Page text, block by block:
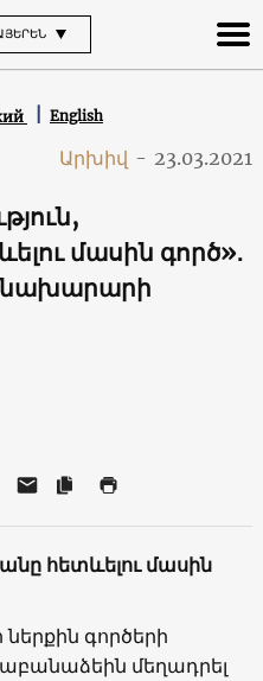
English
Արխիվ - 23.03.2021
մասին գործ»․
հետևելու մասին
գործերի
մեղադրել